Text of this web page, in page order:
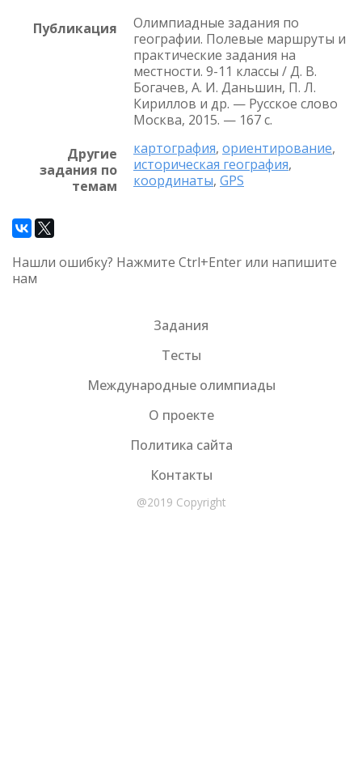
Публикация
Олимпиадные задания по
географии. Полевые маршруты и
практические задания на
местности. 9-11 классы / Д. В.
Богачев, А. И. Даньшин, П. Л.
Кириллов и др. — Русское слово
Москва, 2015. — 167 с.
Другие
задания по
темам
картография, ориентирование,
историческая география,
координаты, GPS
Нашли ошибку? Нажмите Ctrl+Enter или напишите
нам
Задания
Тесты
Международные олимпиады
О проекте
Политика сайта
Контакты
@2019 Copyright